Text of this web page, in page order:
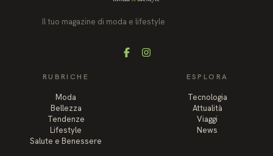
Il tuo magazine di moda e lifestyle
FacebookInstagram
RUBRICHE
Moda
Bellezza
Tendenze
Lifestyle
Salute e Benessere
ESPLORA
Tecnologia
Attualità
Viaggi
News